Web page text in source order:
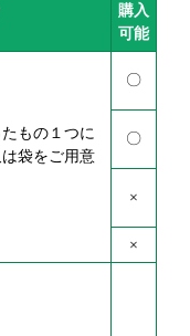
購入
可能
もの１つに
袋をご用意
〇
〇
×
×